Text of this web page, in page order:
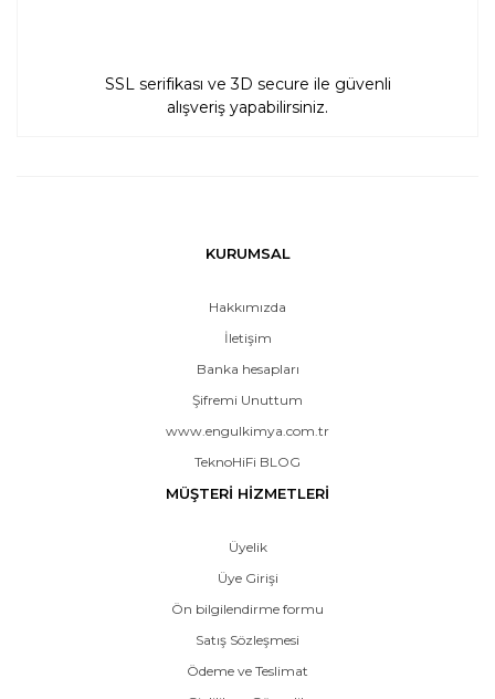
SSL serifikası ve 3D secure ile güvenli
alışveriş yapabilirsiniz.
KURUMSAL
Hakkımızda
İletişim
Banka hesapları
Şifremi Unuttum
www.engulkimya.com.tr
TeknoHiFi BLOG
MÜŞTERİ HİZMETLERİ
Üyelik
Üye Girişi
Ön bilgilendirme formu
Satış Sözleşmesi
Ödeme ve Teslimat